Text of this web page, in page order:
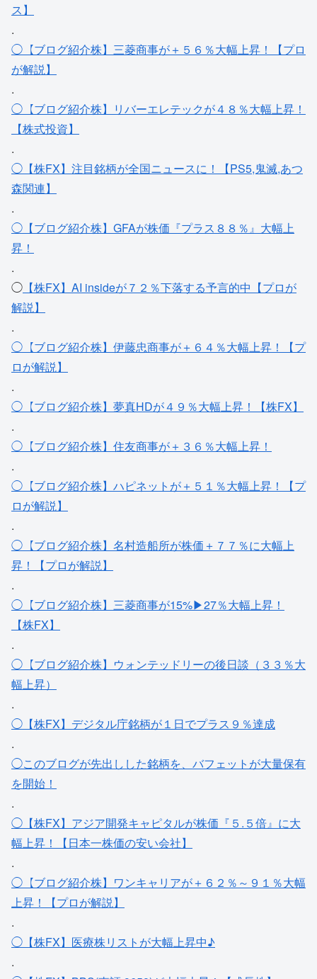
ス】
.
◯【ブログ紹介株】三菱商事が＋５６％大幅上昇！【プロ
が解説】
.
◯【ブログ紹介株】リバーエレテックが４８％大幅上昇！
【株式投資】
.
◯【株FX】注目銘柄が全国ニュースに！【PS5,鬼滅,あつ
森関連】
.
◯【ブログ紹介株】GFAが株価『プラス８８％』大幅上
昇！
.
◯ 【株FX】AI insideが７２％下落する予言的中【プロが
解説】
.
◯【ブログ紹介株】伊藤忠商事が＋６４％大幅上昇！【プ
ロが解説】
.
◯【ブログ紹介株】夢真HDが４９％大幅上昇！【株FX】
.
◯【ブログ紹介株】住友商事が＋３６％大幅上昇！
.
◯【ブログ紹介株】ハピネットが＋５１％大幅上昇！【プ
ロが解説】
.
◯【ブログ紹介株】名村造船所が株価＋７７％に大幅上
昇！【プロが解説】
.
◯【ブログ紹介株】三菱商事が15%▶27％大幅上昇！
【株FX】
.
◯【ブログ紹介株】ウォンテッドリーの後日談（３３％大
幅上昇）
.
◯【株FX】デジタル庁銘柄が１日でプラス９％達成
.
◯このブログが先出しした銘柄を、バフェットが大量保有
を開始！
.
◯【株FX】アジア開発キャピタルが株価『５.５倍』に大
幅上昇！【日本一株価の安い会社】
.
◯【ブログ紹介株】ワンキャリアが＋６２％～９１％大幅
上昇！【プロが解説】
.
◯【株FX】医療株リストが大幅上昇中♪
.